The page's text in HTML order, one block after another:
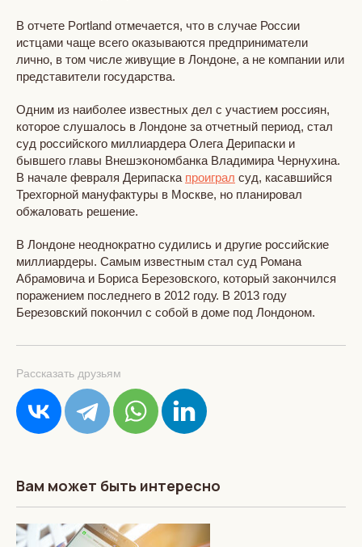
В отчете Portland отмечается, что в случае России
истцами чаще всего оказываются предприниматели
лично, в том числе живущие в Лондоне, а не компании или
представители государства.
Одним из наиболее известных дел с участием россиян,
которое слушалось в Лондоне за отчетный период, стал
суд российского миллиардера Олега Дерипаски и
бывшего главы Внешэкономбанка Владимира Чернухина.
В начале февраля Дерипаска проиграл суд, касавшийся
Трехгорной мануфактуры в Москве, но планировал
обжаловать решение.
В Лондоне неоднократно судились и другие российские
миллиардеры. Самым известным стал суд Романа
Абрамовича и Бориса Березовского, который закончился
поражением последнего в 2012 году. В 2013 году
Березовский покончил с собой в доме под Лондоном.
Рассказать друзьям
Вам может быть интересно